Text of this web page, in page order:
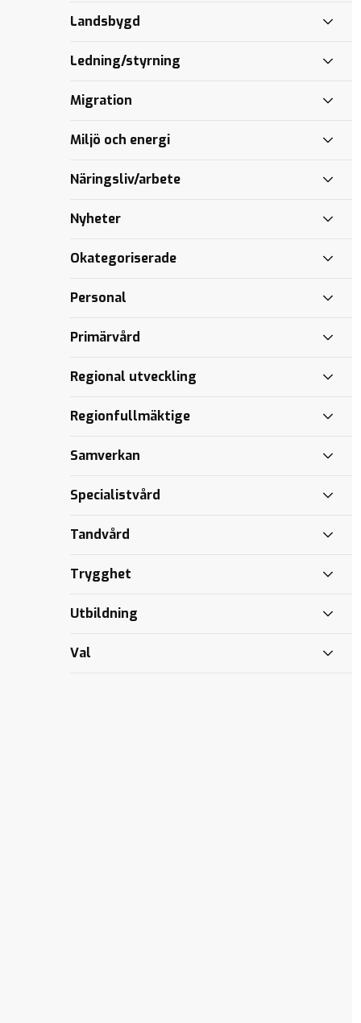
(KD) om
familjer
makt
Landsbygd
Ledning/styrning
Migration
Miljö och energi
Näringsliv/arbete
Nyheter
vården
Okategoriserade
Personal
Primärvård
Regional utveckling
Regionfullmäktige
pojkar
Samverkan
Specialistvård
Årskrönika
2021
Personal och
Sundsvall
drabbas av
misslyckanden
Tandvård
Trygghet
Utbildning
Val